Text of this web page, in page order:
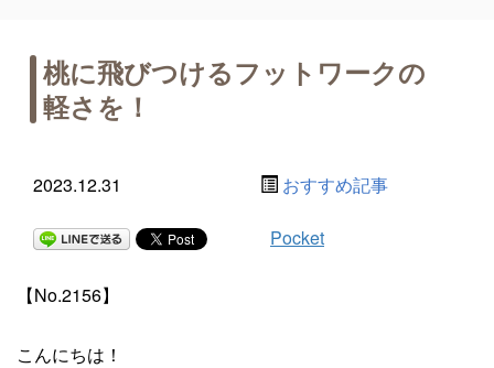
桃に飛びつけるフットワークの
軽さを！
2023.12.31 おすすめ記事
Pocket
【No.2156】
こんにちは！